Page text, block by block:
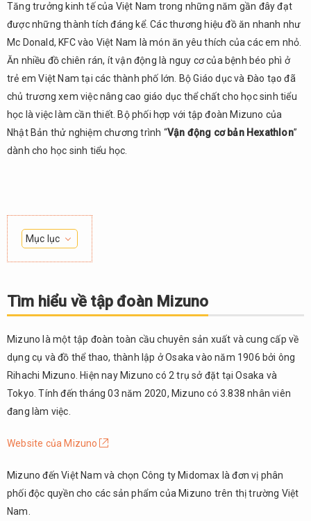
Tăng trưởng kinh tế của Việt Nam trong những năm gần đây đạt
được những thành tích đáng kể. Các thương hiệu đồ ăn nhanh như
Mc Donald, KFC vào Việt Nam là món ăn yêu thích của các em nhỏ.
Ăn nhiều đồ chiên rán, ít vận động là nguy cơ của bệnh béo phì ở
trẻ em Việt Nam tại các thành phố lớn. Bộ Giáo dục và Đào tạo đã
chủ trương xem việc nâng cao giáo dục thể chất cho học sinh tiểu
học là việc làm cần thiết. Bộ phối hợp với tập đoàn Mizuno của
Nhật Bản thử nghiệm chương trình “Vận động cơ bản Hexathlon”
dành cho học sinh tiểu học.
Mục lục
1.
hiểu về
tập
Mizuno
2.
Mizuno
Hexathlon
Mizuno
được đưa
học trên
lớp
Tìm hiểu về tập đoàn Mizuno
Mizuno là một tập đoàn toàn cầu chuyên sản xuất và cung cấp về
dụng cụ và đồ thể thao, thành lập ở Osaka vào năm 1906 bởi ông
Rihachi Mizuno. Hiện nay Mizuno có 2 trụ sở đặt tại Osaka và
Tokyo. Tính đến tháng 03 năm 2020, Mizuno có 3.838 nhân viên
đang làm việc.
Website của Mizuno
Mizuno đến Việt Nam và chọn Công ty Midomax là đơn vị phân
phối độc quyền cho các sản phẩm của Mizuno trên thị trường Việt
Nam.